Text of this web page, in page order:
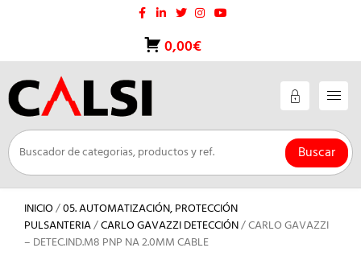
0,00€
Buscar
INICIO/05. AUTOMATIZACIÓN, PROTECCIÓN
PULSANTERIA/CARLO GAVAZZI DETECCIÓN/ CARLO GAVAZZI
– DETEC.IND.M8 PNP NA 2.0MM CABLE